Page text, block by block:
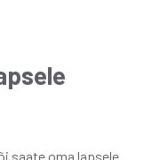
saate oma lapsele